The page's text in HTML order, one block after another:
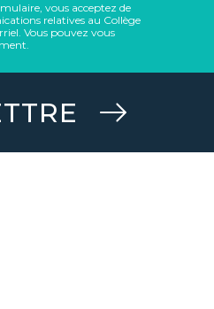
vous acceptez de
relatives au Collège
Vous pouvez vous